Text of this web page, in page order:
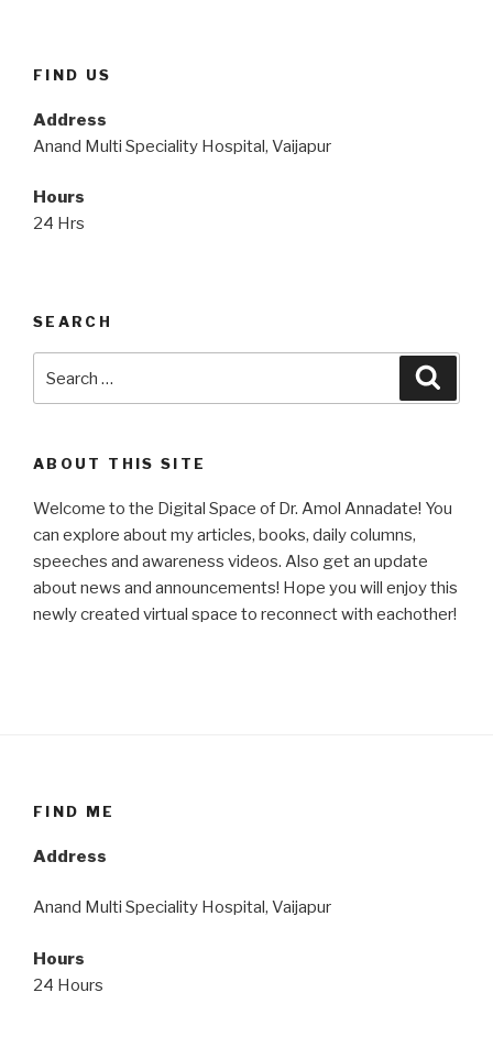
FIND US
Address
Anand Multi Speciality Hospital, Vaijapur
Hours
24 Hrs
SEARCH
ABOUT THIS SITE
Welcome to the Digital Space of Dr. Amol Annadate! You
can explore about my articles, books, daily columns,
speeches and awareness videos. Also get an update
about news and announcements! Hope you will enjoy this
newly created virtual space to reconnect with eachother!
FIND ME
Address
Anand Multi Speciality Hospital, Vaijapur
Hours
24 Hours